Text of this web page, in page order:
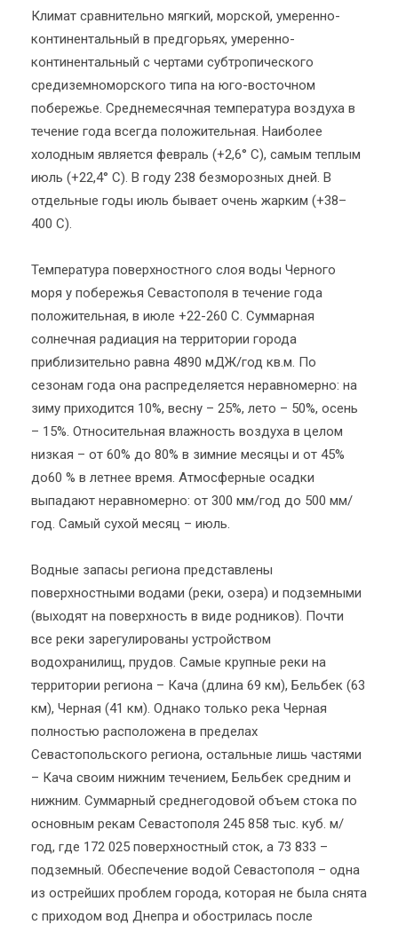
Климат сравнительно мягкий, морской, умеренно-
континентальный в предгорьях, умеренно-
континентальный с чертами субтропического
средиземноморского типа на юго-восточном
побережье. Среднемесячная температура воздуха в
течение года всегда положительная. Наиболее
холодным является февраль (+2,6° С), самым теплым
июль (+22,4° С). В году 238 безморозных дней. В
отдельные годы июль бывает очень жарким (+38–
400 С).
Температура поверхностного слоя воды Черного
моря у побережья Севастополя в течение года
положительная, в июле +22-260 С. Суммарная
солнечная радиация на территории города
приблизительно равна 4890 мДЖ/год кв.м. По
сезонам года она распределяется неравномерно: на
зиму приходится 10%, весну – 25%, лето – 50%, осень
– 15%. Относительная влажность воздуха в целом
низкая – от 60% до 80% в зимние месяцы и от 45%
до60 % в летнее время. Атмосферные осадки
выпадают неравномерно: от 300 мм/год до 500 мм/
год. Самый сухой месяц – июль.
Водные запасы региона представлены
поверхностными водами (реки, озера) и подземными
(выходят на поверхность в виде родников). Почти
все реки зарегулированы устройством
водохранилищ, прудов. Самые крупные реки на
территории региона – Кача (длина 69 км), Бельбек (63
км), Черная (41 км). Однако только река Черная
полностью расположена в пределах
Севастопольского региона, остальные лишь частями
– Кача своим нижним течением, Бельбек средним и
нижним. Суммарный среднегодовой объем стока по
основным рекам Севастополя 245 858 тыс. куб. м/
год, где 172 025 поверхностный сток, а 73 833 –
подземный. Обеспечение водой Севастополя – одна
из острейших проблем города, которая не была снята
с приходом вод Днепра и обострилась после